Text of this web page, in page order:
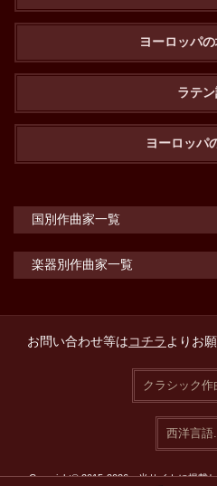
ヨーロッパ
ラテ
ヨーロッパ
国別作曲家一覧
楽器別作曲家一覧
お問い合わせ等はコチラよりお
クラシック作
西洋言語
Copyright© 2015-2026 当サイトに掲載